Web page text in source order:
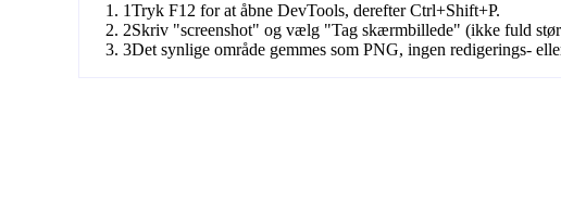
1Tryk F12 for at åbne DevTools, derefter Ctrl+Shift+P.
2Skriv "screenshot" og vælg "Tag skærmbillede" (ikke fuld
3Det synlige område gemmes som PNG, ingen redigerings-